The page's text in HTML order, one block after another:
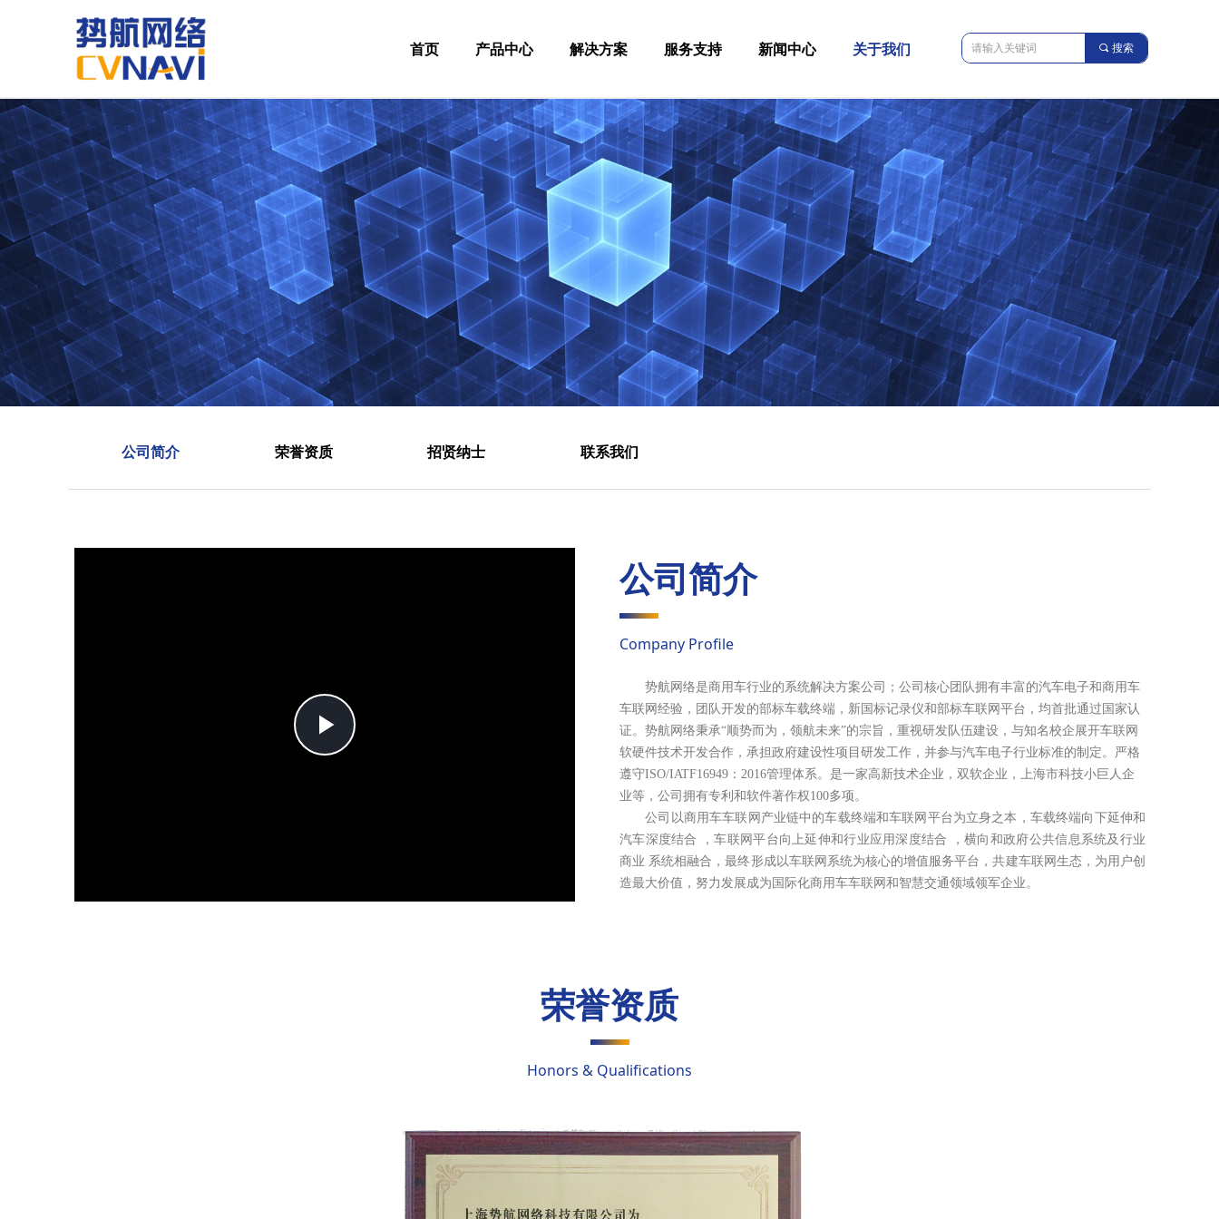
首页 产品中心 解决方案 服务支持 新闻中心 关于我们 끠 搜索
公司简介 荣誉资质 招贤纳士 联系我们
势航网络是商用车行业的系统解决方案公司；公司核心团队拥有丰富的汽车电子和商用车
车联网经验，团队开发的部标车载终端，新国标记录仪和部标车联网平台，均首批通过国家认
证。势航网络秉承“顺势而为，领航未来”的宗旨，重视研发队伍建设，与知名校企展开车联网
软硬件技术开发合作，承担政府建设性项目研发工作，并参与汽车电子行业标准的制定。严格
遵守ISO/IATF16949：2016管理体系。是一家高新技术企业，双软企业，上海市科技小巨人企
业等，公司拥有专利和软件著作权100多项。
公司以商用车车联网产业链中的车载终端和车联网平台为立身之本，车载终端向下延伸和
汽车深度结合 ，车联网平台向上延伸和行业应用深度结合 ，横向和政府公共信息系统及行业
商业 系统相融合，最终形成以车联网系统为核心的增值服务平台，共建车联网生态，为用户创
造最大价值，努力发展成为国际化商用车车联网和智慧交通领域领军企业。
Play
荣誉资质
Honors & Qualifications
公司简介
Company Profile